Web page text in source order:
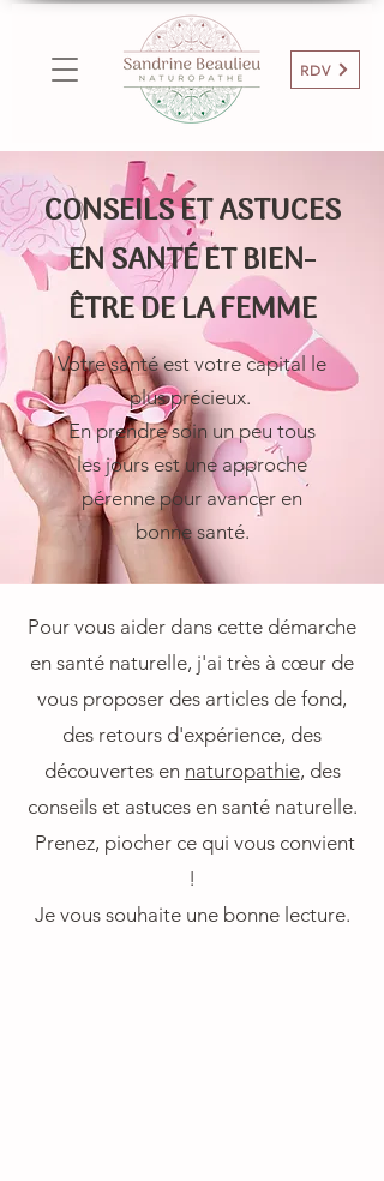
RDV
CONSEILS ET ASTUCES
EN SANTÉ ET BIEN-
ÊTRE DE LA FEMME
Votre santé est votre capital le
plus précieux.
En prendre soin un peu tous
les jours est une approche
pérenne pour avancer en
bonne santé.
Pour vous aider dans cette démarche
en santé naturelle, j'ai très à cœur de
vous proposer des articles de fond,
des retours d'expérience, des
découvertes en naturopathie, des
conseils et astuces en santé naturelle.
Prenez, piocher ce qui vous convient
!
Je vous souhaite une bonne lecture.